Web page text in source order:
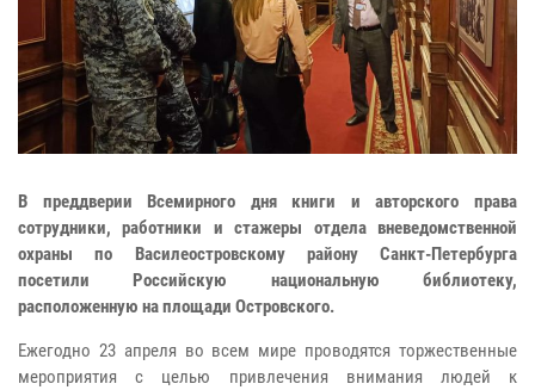
В преддверии Всемирного дня книги и авторского права
сотрудники, работники и стажеры отдела вневедомственной
охраны по Василеостровскому району Санкт-Петербурга
посетили Российскую национальную библиотеку,
расположенную на площади Островского.
Ежегодно 23 апреля во всем мире проводятся торжественные
мероприятия с целью привлечения внимания людей к